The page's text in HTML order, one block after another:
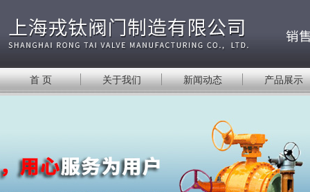
首 页 关于我们 新闻动态 产品展示